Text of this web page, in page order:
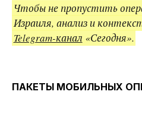
Чтобы не пропустить
Израиля, анализ и
Telegram-канал «Сегодня».
ПАКЕТЫ МОБИЛЬНЫХ